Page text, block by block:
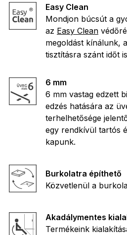
Easy Clean
Mondjon búcsút a
az Easy Clean
megoldást kínálunk,
tisztításra szánt időt
6 mm
6 mm vastag edzett
edzés hatására az
terhelhetősége
egy rendkívül tartós
kapunk.
Burkolatra építhető
Közvetlenül a
Akadálymentes
Termékeink